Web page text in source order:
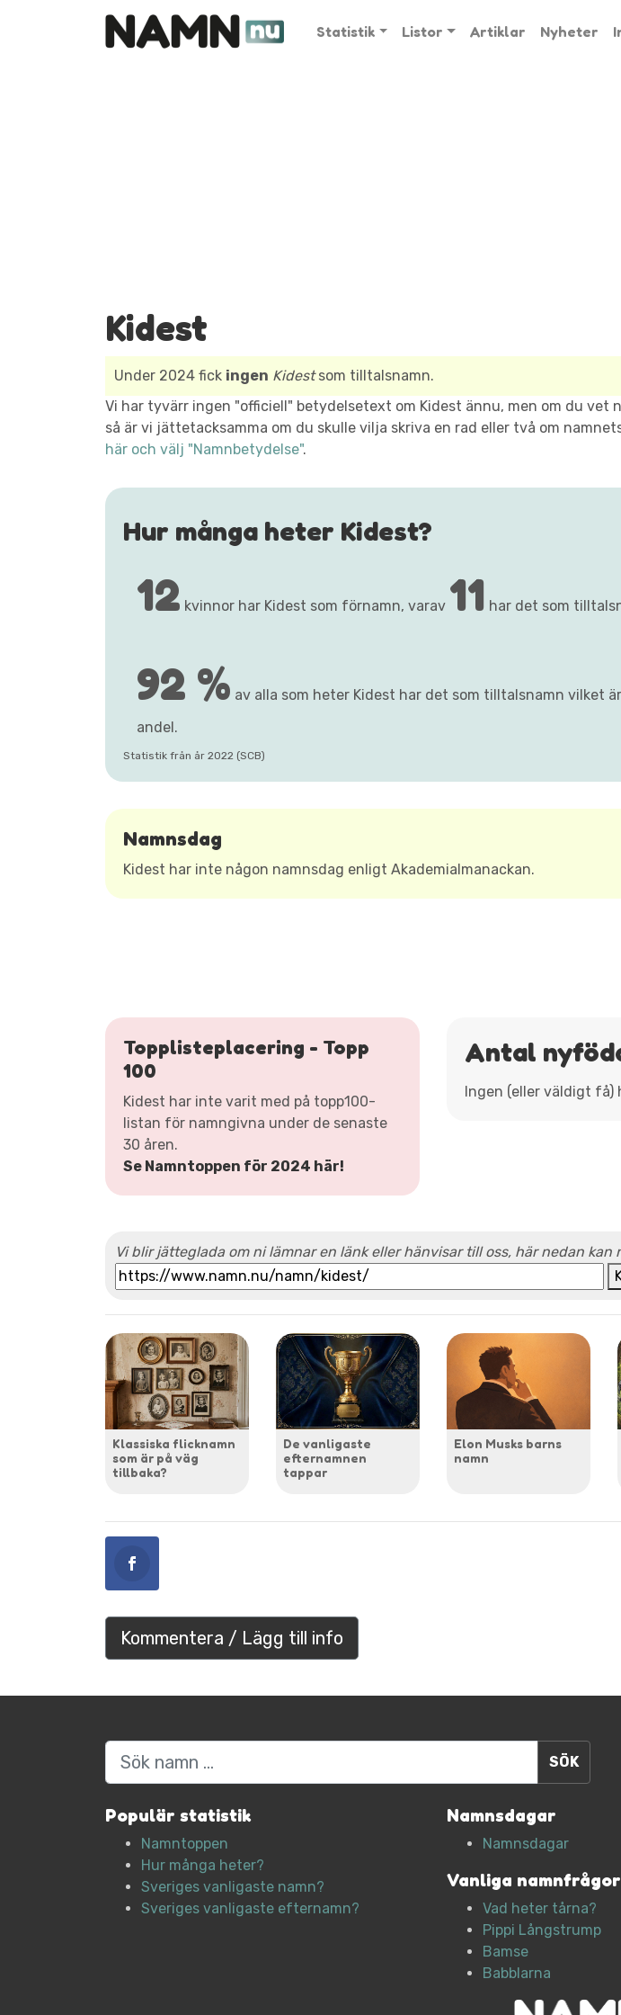
Statistik Listor Artiklar Nyheter
Kidest
Under 2024 fick ingen Kidestsom tilltalsnamn.
Vi har tyvärr ingen "officiell" betydelsetext om Kidest ännu, men om du vet
så är vi jättetacksamma om du skulle vilja skriva en rad eller två om
här och välj "Namnbetydelse".
Hur många heter Kidest?
12 kvinnor har Kidest som förnamn, varav 11 har det som
92 % av alla som heter Kidest har det som tilltalsnamn vilket
andel.
Statistik från år 2022 (SCB)
Namnsdag
Kidest har inte någon namnsdag enligt Akademialmanackan.
Topplisteplacering - Topp
100
Kidest har inte varit med på topp100-
listan för namngivna under de senaste
30 åren.
Se Namntoppen för 2024 här!
Antal
Ingen (eller väldigt få)
Vi blir jätteglada om ni lämnar en länk eller hänvisar till oss, här nedan
Klassiska flicknamn
som är på väg
tillbaka?
De vanligaste
efternamnen
tappar
Elon Musks barns
namn
Kommentera / Lägg till info
Sök
Populär statistik
Namntoppen
Hur många heter?
Sveriges vanligaste namn?
Sveriges vanligaste efternamn?
Namnsdagar
Namnsdagar
Vanliga namnfrågor
Vad heter tårna?
Pippi Långstrump
Bamse
Babblarna